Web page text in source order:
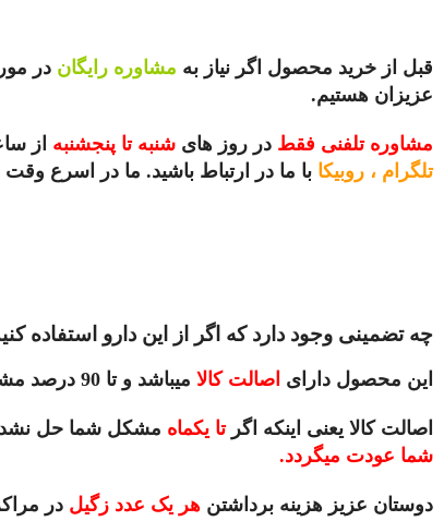
قبل از خرید محصول اگر نیاز به مشاوره رایگان در
عزیزان هستیم.
مشاوره تلفنی فقط در روز های شنبه تا پنجشنبه از
تلگرام ، روبیکا با ما در ارتباط باشید. ما در اسرع وقت
چه تضمینی وجود دارد که اگر از این دارو استفاده
این محصول دارای اصالت کالا میباشد و تا 90 درصد مشکل شما را طی 10 روز اول حل میکند . و عارضه را نابود میکند.
اصالت کالا یعنی اینکه اگرتا یکماه مشکل شما حل نشد
شما عودت میگردد.
دوستان عزیز هزینه برداشتن هر یک عدد زگیل در